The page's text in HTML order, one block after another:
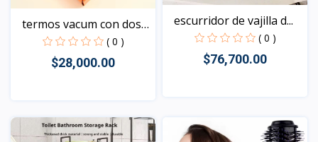
termos vacum con dos
( 0 )
$28,000.00
Vista
escurridor de vajilla d...
( 0 )
$76,700.00